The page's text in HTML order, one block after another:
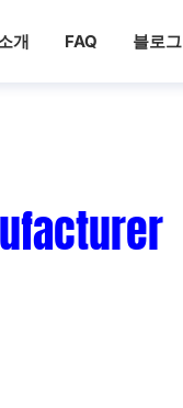
개 FAQ 블로그
체